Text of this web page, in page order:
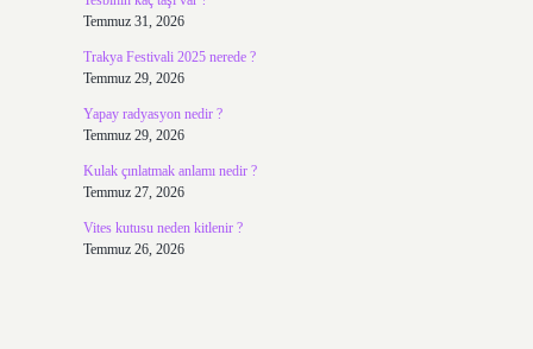
Temmuz 31, 2026
Trakya Festivali 2025 nerede ?
Temmuz 29, 2026
Yapay radyasyon nedir ?
Temmuz 29, 2026
Kulak çınlatmak anlamı nedir ?
Temmuz 27, 2026
Vites kutusu neden kitlenir ?
Temmuz 26, 2026